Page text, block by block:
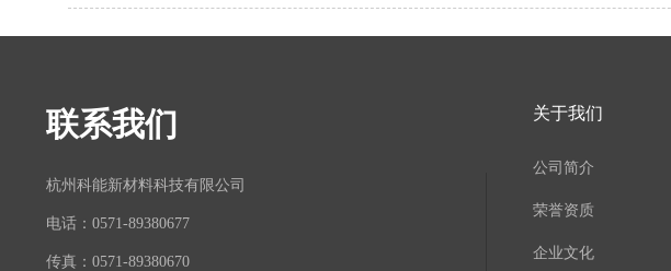
关于我们
公司简介
荣誉资质
企业文化
联系我们
杭州科能新材料科技有限公司
电话：0571-89380677
传真：0571-89380670